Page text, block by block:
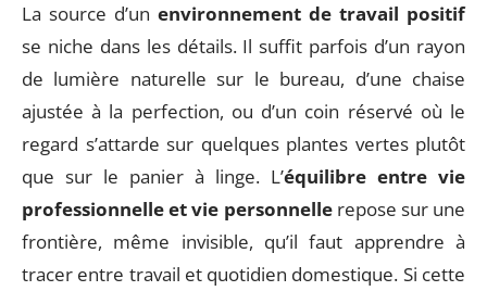
La source d’un environnement de travail positif
se niche dans les détails. Il suffit parfois d’un rayon
de lumière naturelle sur le bureau, d’une chaise
ajustée à la perfection, ou d’un coin réservé où le
regard s’attarde sur quelques plantes vertes plutôt
que sur le panier à linge. L’équilibre entre vie
professionnelle et vie personnellerepose sur une
frontière, même invisible, qu’il faut apprendre à
tracer entre travail et quotidien domestique. Si cette